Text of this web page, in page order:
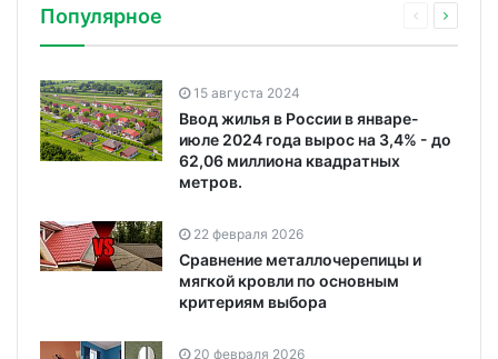
Популярное
15 августа 2024
Ввод жилья в России в январе-
июле 2024 года вырос на 3,4% - до
62,06 миллиона квадратных
метров.
22 февраля 2026
Сравнение металлочерепицы и
мягкой кровли по основным
критериям выбора
20 февраля 2026